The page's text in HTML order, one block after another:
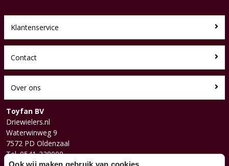
Klantenservice
Contact
Over ons
Toyfan BV
Driewielers.nl
Waterwinweg 9
7572 PD Oldenzaal
Tel. 0541-228000